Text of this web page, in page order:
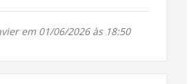
em 01/06/2026 às 18:50